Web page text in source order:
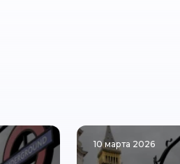
10 марта 2026